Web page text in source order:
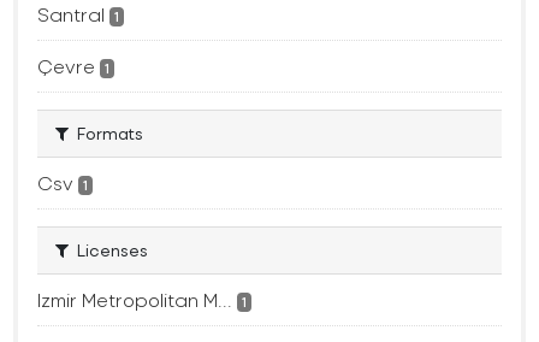
Santral 1
Çevre 1
Formats
Csv 1
Licenses
Izmir Metropolitan M... 1